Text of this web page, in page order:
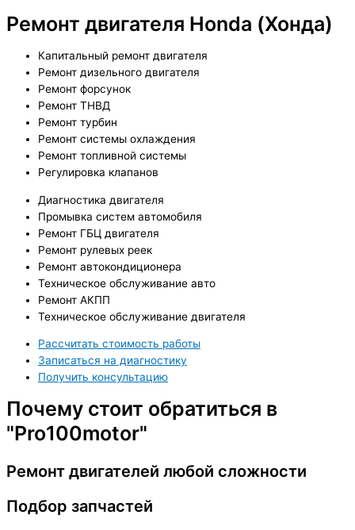
Ремонт двигателя Honda (Хонда)
Капитальный ремонт двигателя
Ремонт дизельного двигателя
Ремонт форсунок
Ремонт ТНВД
Ремонт турбин
Ремонт системы охлаждения
Ремонт топливной системы
Регулировка клапанов
Диагностика двигателя
Промывка систем автомобиля
Ремонт ГБЦ двигателя
Ремонт рулевых реек
Ремонт автокондиционера
Техническое обслуживание авто
Ремонт АКПП
Техническое обслуживание двигателя
Рассчитать стоимость работы
Записаться на диагностику
Получить консультацию
Почему стоит обратиться в
"Pro100motor"
Ремонт двигателей любой сложности
Подбор запчастей